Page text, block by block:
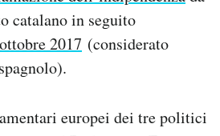
catalano in seguito
2017 (considerato
europei dei tre politici